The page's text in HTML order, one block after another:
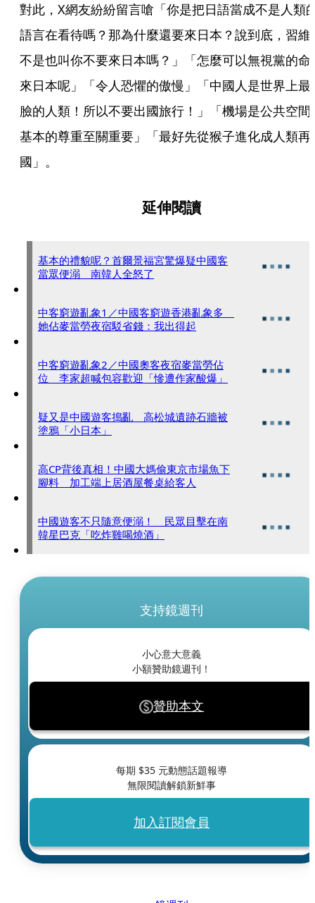
對此，X網友紛紛留言嗆「你是把日語當成不是人類
語言在看待嗎？那為什麼還要來日本？說到底，習維
不是也叫你不要來日本嗎？」「怎麼可以無視黨的命
來日本呢」「令人恐懼的傲慢」「中國人是世界上最
臉的人類！所以不要出國旅行！」「機場是公共空間
基本的尊重至關重要」「最好先從猴子進化成人類再
國」。
延伸閱讀
基本的禮貌呢？首爾景福宮驚爆疑中國客
當眾便溺 南韓人全怒了
中客窮遊亂象1／中國客窮遊香港亂象多
她佔麥當勞夜宿駁省錢：我出得起
中客窮遊亂象2／中國奧客夜宿麥當勞佔
位 李家超喊包容歡迎「慘遭作家酸爆」
疑又是中國遊客搗亂 高松城遺跡石牆被
塗鴉「小日本」
高CP背後真相！中國大媽偷東京市場魚下
腳料 加工端上居酒屋餐桌給客人
中國遊客不只隨意便溺！ 民眾目擊在南
韓星巴克「吃炸雞喝燒酒」
支持鏡週刊
小心意大意義
小額贊助鏡週刊！
贊助本文
每期 $35 元動態話題報導
無限閱讀解鎖新鮮事
加入訂閱會員